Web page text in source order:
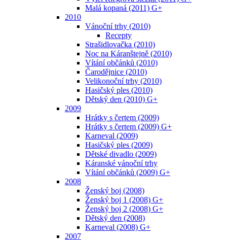
Malá kopaná (2011) G+
2010
Vánoční trhy (2010)
Recepty
Strašidlovačka (2010)
Noc na Káranštejně (2010)
Vítání občánků (2010)
Čarodějnice (2010)
Velikonoční trhy (2010)
Hasičský ples (2010)
Dětský den (2010) G+
2009
Hrátky s čertem (2009)
Hrátky s čertem (2009) G+
Karneval (2009)
Hasičský ples (2009)
Dětské divadlo (2009)
Káranské vánoční trhy
Vítání občánků (2009) G+
2008
Ženský boj (2008)
Ženský boj 1 (2008) G+
Ženský boj 2 (2008) G+
Dětský den (2008)
Karneval (2008) G+
2007